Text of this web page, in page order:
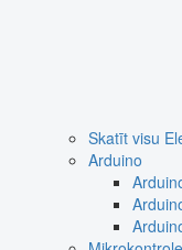
Skatīt visu
Arduino